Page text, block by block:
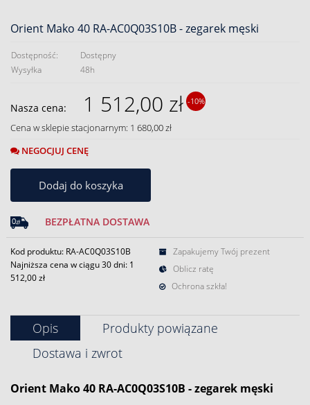
Orient Mako 40 RA-AC0Q03S10B - zegarek męski
Dostępność:
Dostępny
Wysyłka
48h
Nasza cena: 1 512,00 zł -10%
Cena w sklepie stacjonarnym: 1 680,00 zł
NEGOCJUJ CENĘ
Dodaj do koszyka
BEZPŁATNA DOSTAWA
Kod produktu: RA-AC0Q03S10B
Najniższa cena w ciągu 30 dni: 1
512,00 zł
Zapakujemy Twój prezent
Oblicz ratę
Ochrona szkła!
Opis
Produkty powiązane
Dostawa i zwrot
Orient Mako 40 RA-AC0Q03S10B - zegarek męski